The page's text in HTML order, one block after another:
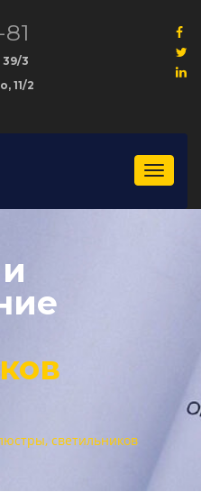
3
11/2
Меню
светильников